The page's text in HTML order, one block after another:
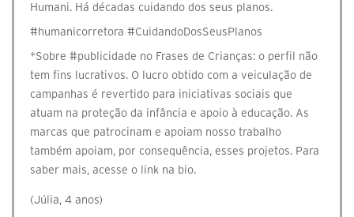
Humani. Há décadas cuidando dos seus planos.
#humanicorretora #CuidandoDosSeusPlanos
*Sobre #publicidade no Frases de Crianças: o perfil não
tem fins lucrativos. O lucro obtido com a veiculação de
campanhas é revertido para iniciativas sociais que
atuam na proteção da infância e apoio à educação. As
marcas que patrocinam e apoiam nosso trabalho
também apoiam, por consequência, esses projetos. Para
saber mais, acesse o link na bio.
(Júlia, 4 anos)